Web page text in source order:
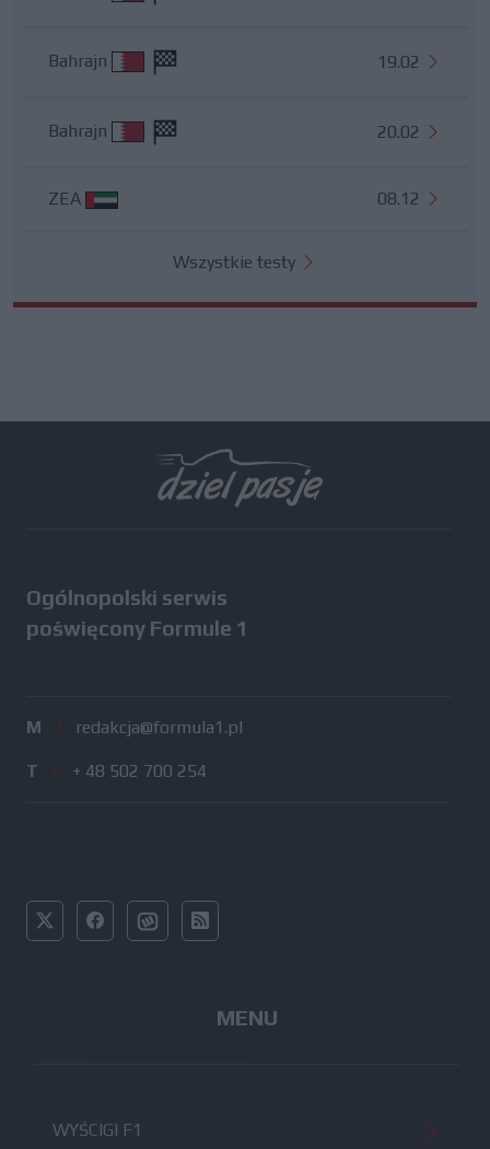
Bahrajn 19.02
Bahrajn 20.02
ZEA 08.12
Wszystkie testy
Ogólnopolski serwis
poświęcony Formule 1
M / redakcja@formula1.pl
T / + 48 502 700 254
MENU
WYŚCIGI F1